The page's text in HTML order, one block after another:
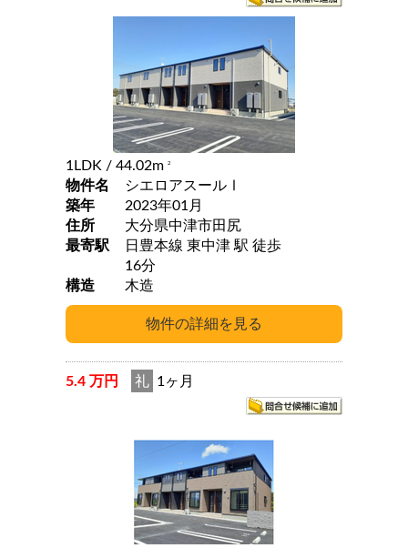
1LDK / 44.02m 2
物件名
シエロアスールⅠ
築年
2023年01月
住所
大分県中津市田尻
最寄駅
日豊本線 東中津 駅 徒歩
16分
構造
木造
5.4 万円 礼 1ヶ月